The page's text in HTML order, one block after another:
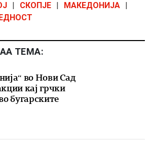
СКОПЈЕ МАКЕДОНИЈА
ТЕМА:
во Нови Сад
кај грчки
бугарските